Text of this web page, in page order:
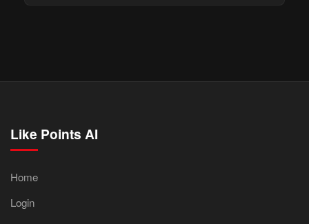
Like Points AI
Home
Login